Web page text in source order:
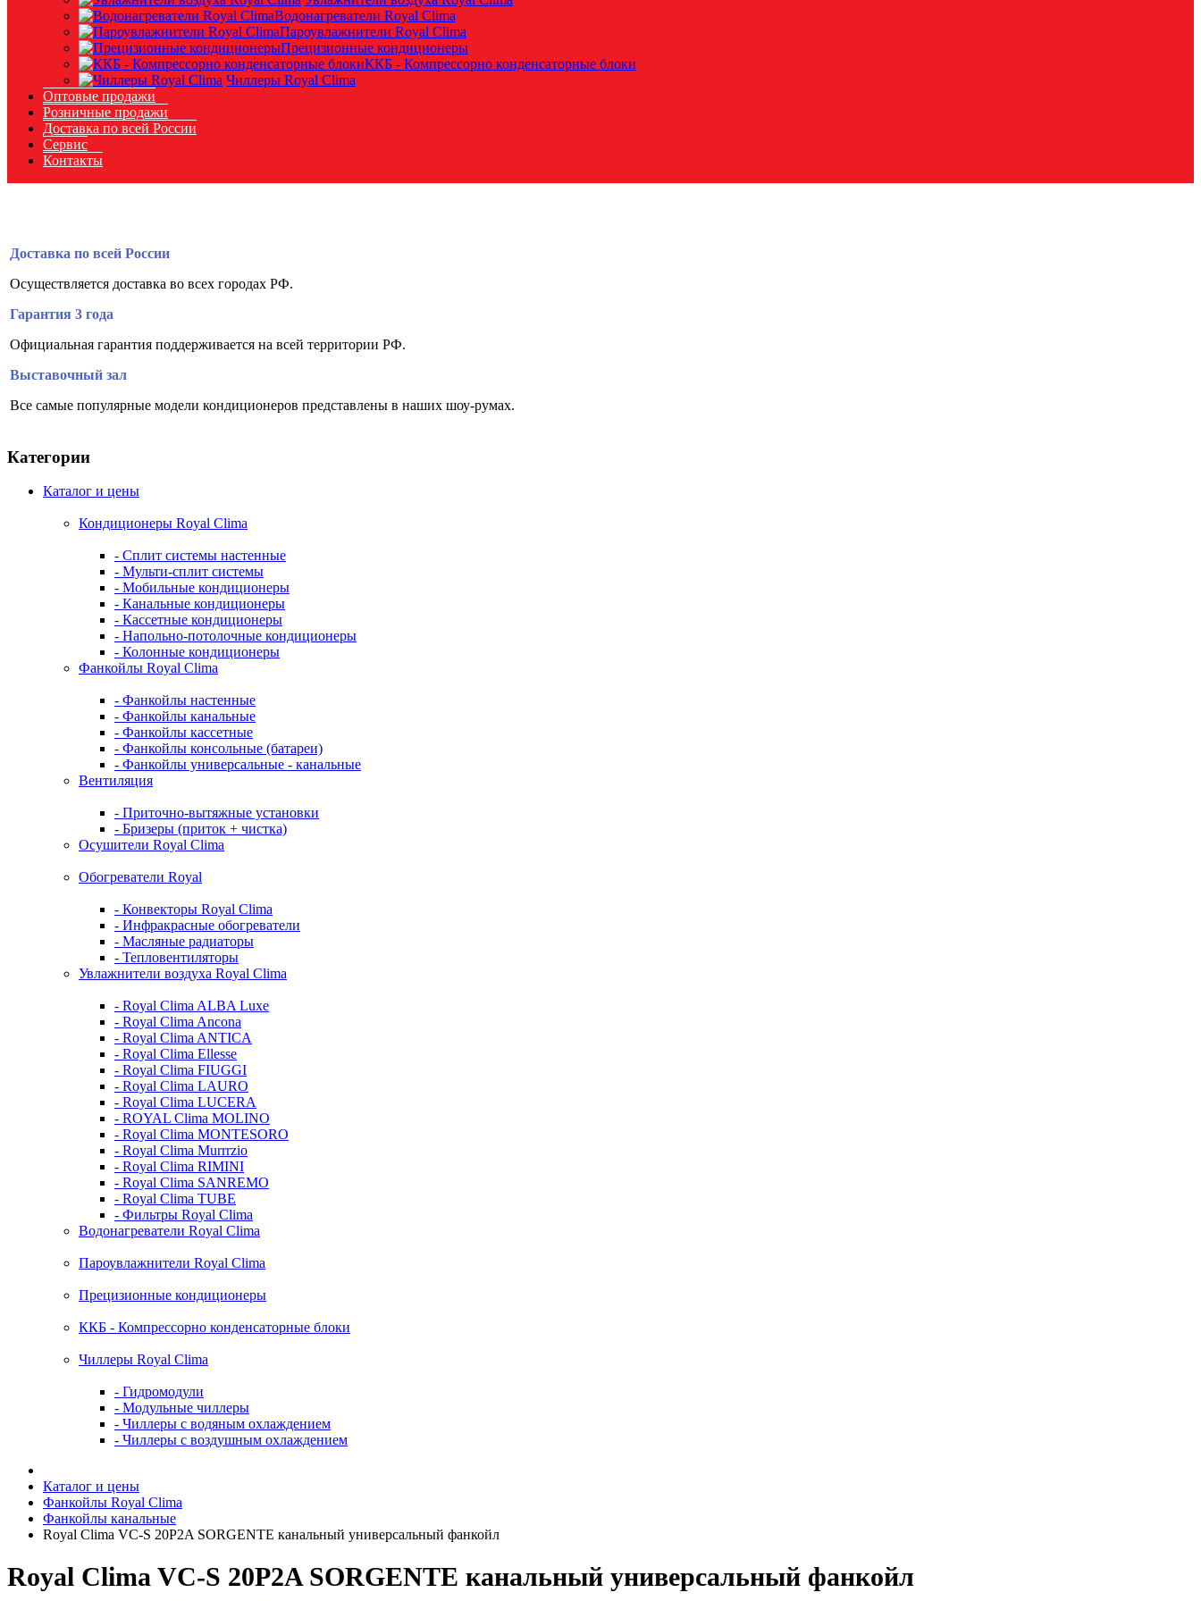
Водонагреватели Royal Clima
Пароувлажнители Royal Clima
Прецизионные кондиционеры
ККБ - Компрессорно конденсаторные блоки
Чиллеры Royal Clima
Оптовые продажи
Розничные продажи
Доставка по всей России
Сервис
Контакты
Доставка по всей России
Осуществляется доставка во всех городах РФ.
Гарантия 3 года
Официальная гарантия поддерживается на всей территории РФ.
Выставочный зал
Все самые популярные модели кондиционеров представлены в наших шоу-румах.
Категории
Каталог и цены
Кондиционеры Royal Clima
- Сплит системы настенные
- Мульти-сплит системы
- Мобильные кондиционеры
- Канальные кондиционеры
- Кассетные кондиционеры
- Напольно-потолочные кондиционеры
- Колонные кондиционеры
Фанкойлы Royal Clima
- Фанкойлы настенные
- Фанкойлы канальные
- Фанкойлы кассетные
- Фанкойлы консольные (батареи)
- Фанкойлы универсальные - канальные
Вентиляция
- Приточно-вытяжные установки
- Бризеры (приток + чистка)
Осушители Royal Clima
Обогреватели Royal
- Конвекторы Royal Clima
- Инфракрасные обогреватели
- Масляные радиаторы
- Тепловентиляторы
Увлажнители воздуха Royal Clima
- Royal Clima ALBA Luxe
- Royal Clima Ancona
- Royal Clima ANTICA
- Royal Clima Ellesse
- Royal Clima FIUGGI
- Royal Clima LAURO
- Royal Clima LUCERA
- ROYAL Clima MOLINO
- Royal Clima MONTESORO
- Royal Clima Murrrzio
- Royal Clima RIMINI
- Royal Clima SANREMO
- Royal Clima TUBE
- Фильтры Royal Clima
Водонагреватели Royal Clima
Пароувлажнители Royal Clima
Прецизионные кондиционеры
ККБ - Компрессорно конденсаторные блоки
Чиллеры Royal Clima
- Гидромодули
- Модульные чиллеры
- Чиллеры с водяным охлаждением
- Чиллеры с воздушным охлаждением
Каталог и цены
Фанкойлы Royal Clima
Фанкойлы канальные
Royal Clima VC-S 20P2A SORGENTE канальный универсальный фанкойл
Royal Clima VC-S 20P2A SORGENTE канальный универсальный фанкойл